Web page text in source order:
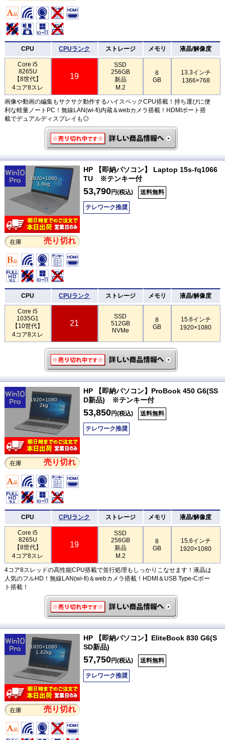
CPU CPUランク ストレージ メモリ 液晶/解像度
Core i5
8265U
【8世代】
4コア8スレ
19
SSD
256GB
新品
M.2
8
GB
13.3インチ
1366×768
画像や動画の編集もサクサク動作するハイスペックCPU搭載！持ち運びに便
利な軽量ノートPC！無線LAN(wi-fi)内蔵＆webカメラ搭載！HDMIポート搭
載でデュアルディスプレイも◎
1920×1080
1.6kg
在庫 売り切れ
HP 【即納パソコン】 Laptop 15s-fq1066
TU ※テンキー付
53,790円(税込) 送料無料
テレワーク推奨
CPU CPUランク ストレージ メモリ 液晶/解像度
Core i5
1035G1
【10世代】
4コア8スレ
21
SSD
512GB
NVMe
8
GB
15.6インチ
1920×1080
1920×1080
2kg
在庫 売り切れ
HP 【即納パソコン】ProBook 450 G6(SS
D新品) ※テンキー付
53,850円(税込) 送料無料
テレワーク推奨
CPU CPUランク ストレージ メモリ 液晶/解像度
Core i5
8265U
【8世代】
4コア8スレ
19
SSD
256GB
新品
M.2
8
GB
15.6インチ
1920×1080
4コア8スレッドの高性能CPU搭載で並行処理もしっかりこなせます！液晶は
人気のフルHD！無線LAN(wi-fi)＆webカメラ搭載！HDMI＆USB Type-Cポー
ト搭載！
1920×1080
1.42kg
在庫 売り切れ
HP 【即納パソコン】EliteBook 830 G6(S
SD新品)
57,750円(税込) 送料無料
テレワーク推奨